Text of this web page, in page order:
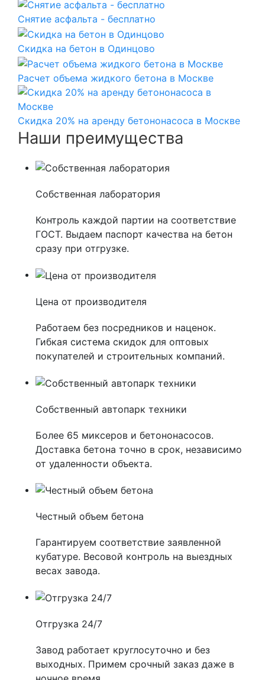
Снятие асфальта - бесплатно
Скидка на бетон в Одинцово
Расчет объема жидкого бетона в Москве
Скидка 20% на аренду бетононасоса в Москве
Наши преимущества
Собственная лаборатория
Контроль каждой партии на соответствие
ГОСТ. Выдаем паспорт качества на бетон
сразу при отгрузке.
Цена от производителя
Работаем без посредников и наценок.
Гибкая система скидок для оптовых
покупателей и строительных компаний.
Собственный автопарк техники
Более 65 миксеров и бетононасосов.
Доставка бетона точно в срок, независимо
от удаленности объекта.
Честный объем бетона
Гарантируем соответствие заявленной
кубатуре. Весовой контроль на выездных
весах завода.
Отгрузка 24/7
Завод работает круглосуточно и без
выходных. Примем срочный заказ даже в